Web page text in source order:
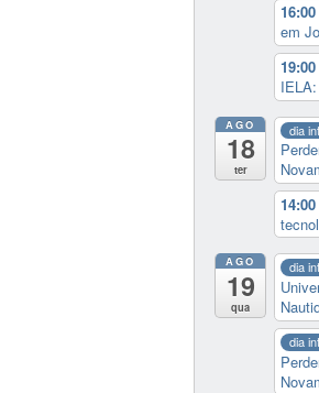
em
AGO
18
ter
dia
AGO
19
qua
dia
dia